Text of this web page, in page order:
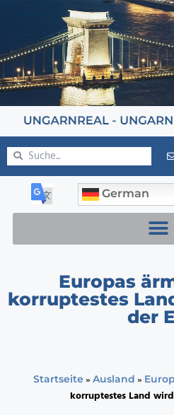
German
Europas
korruptestes
der
Startseite » Ausland »
korruptestes Land